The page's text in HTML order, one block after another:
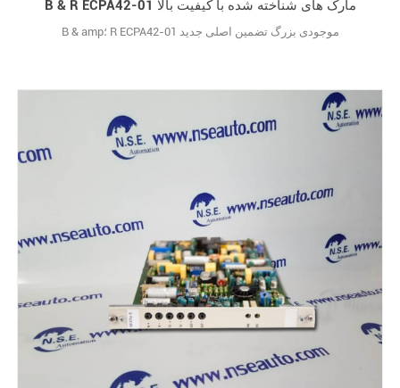
B & R ECPA42-01 مارک های شناخته شده با کیفیت بالا
B & amp؛ R ECPA42-01 موجودی بزرگ تضمین اصلی جدید